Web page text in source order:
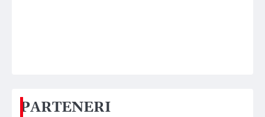
PARTENERI